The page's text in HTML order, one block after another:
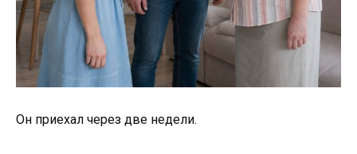
Он приехал через две недели.